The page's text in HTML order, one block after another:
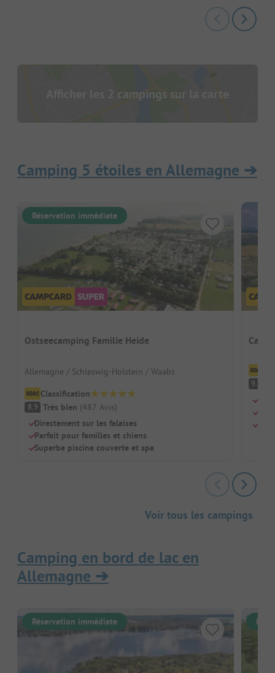
Afficher les 2 campings sur la carte
Camping 5 étoiles en Allemagne ➔
Réservation immédiate
Ostseecamping Familie Heide
Allemagne / Schleswig-Holstein / Waabs
Classification
8.9 Très bien (487 Avis)
Directement sur les falaises
Parfait pour familles et chiens
Superbe piscine couverte et spa
9.7
Voir tous les campings
Camping en bord de lac en
Allemagne ➔
Réservation immédiate